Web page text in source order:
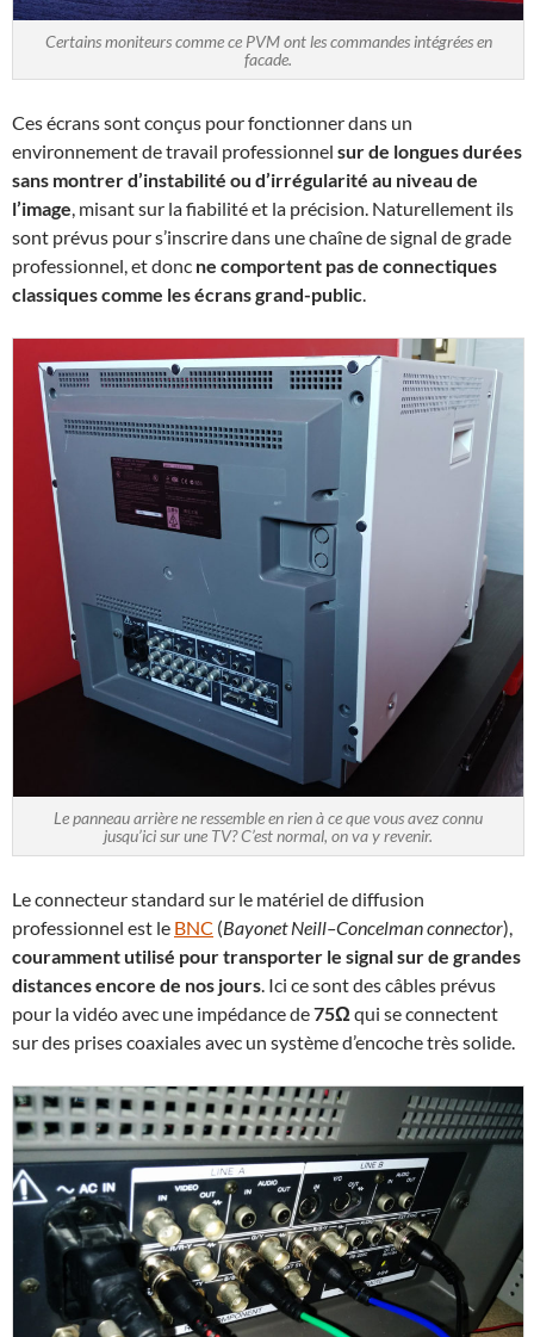
Certains moniteurs comme ce PVM ont les commandes intégrées en
facade.
Ces écrans sont conçus pour fonctionner dans un
environnement de travail professionnel sur de longues durées
sans montrer d’instabilité ou d’irrégularité au niveau de
l’image, misant sur la fiabilité et la précision. Naturellement ils
sont prévus pour s’inscrire dans une chaîne de signal de grade
professionnel, et donc ne comportent pas de connectiques
classiques comme les écrans grand-public.
Le panneau arrière ne ressemble en rien à ce que vous avez connu
jusqu’ici sur une TV? C’est normal, on va y revenir.
Le connecteur standard sur le matériel de diffusion
professionnel est le BNC (Bayonet Neill–Concelman connector),
couramment utilisé pour transporter le signal sur de grandes
distances encore de nos jours. Ici ce sont des câbles prévus
pour la vidéo avec une impédance de75Ωqui se connectent
sur des prises coaxiales avec un système d’encoche très solide.